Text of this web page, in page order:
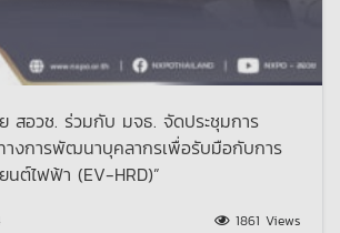
สอวช. ร่วมกับ มจธ. จัดประชุมการ
างการพัฒนาบุคลากรเพื่อรับมือกับการ
นต์ไฟฟ้า (EV-HRD)”
1861 Views